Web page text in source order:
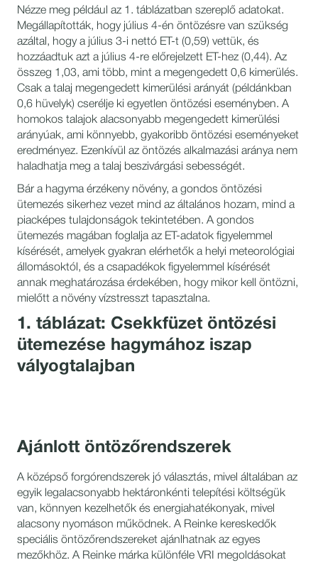
Nézze meg például az 1. táblázatban szereplő adatokat.
Megállapították, hogy július 4-én öntözésre van szükség
azáltal, hogy a július 3-i nettó ET-t (0,59) vettük, és
hozzáadtuk azt a július 4-re előrejelzett ET-hez (0,44). Az
összeg 1,03, ami több, mint a megengedett 0,6 kimerülés.
Csak a talaj megengedett kimerülési arányát (példánkban
0,6 hüvelyk) cserélje ki egyetlen öntözési eseményben. A
homokos talajok alacsonyabb megengedett kimerülési
arányúak, ami könnyebb, gyakoribb öntözési eseményeket
eredményez. Ezenkívül az öntözés alkalmazási aránya nem
haladhatja meg a talaj beszivárgási sebességét.
Bár a hagyma érzékeny növény, a gondos öntözési
ütemezés sikerhez vezet mind az általános hozam, mind a
piacképes tulajdonságok tekintetében. A gondos
ütemezés magában foglalja az ET-adatok figyelemmel
kísérését, amelyek gyakran elérhetők a helyi meteorológiai
állomásoktól, és a csapadékok figyelemmel kísérését
annak meghatározása érdekében, hogy mikor kell öntözni,
mielőtt a növény vízstresszt tapasztalna.
1. táblázat: Csekkfüzet öntözési
ütemezése hagymához iszap
vályogtalajban
Ajánlott öntözőrendszerek
A középső forgórendszerek jó választás, mivel általában az
egyik legalacsonyabb hektáronkénti telepítési költségük
van, könnyen kezelhetők és energiahatékonyak, mivel
alacsony nyomáson működnek. A Reinke kereskedők
speciális öntözőrendszereket ajánlhatnak az egyes
mezőkhöz. A Reinke márka különféle VRI megoldásokat